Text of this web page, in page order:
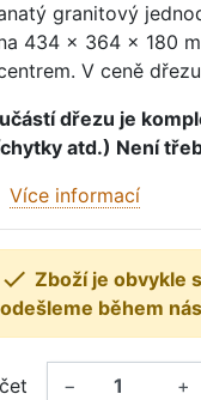
granitový
434 x 364 x 180
V ceně
dřezu je
atd.) Není
Více informací
 Zboží je obvykle
odešleme během
− +